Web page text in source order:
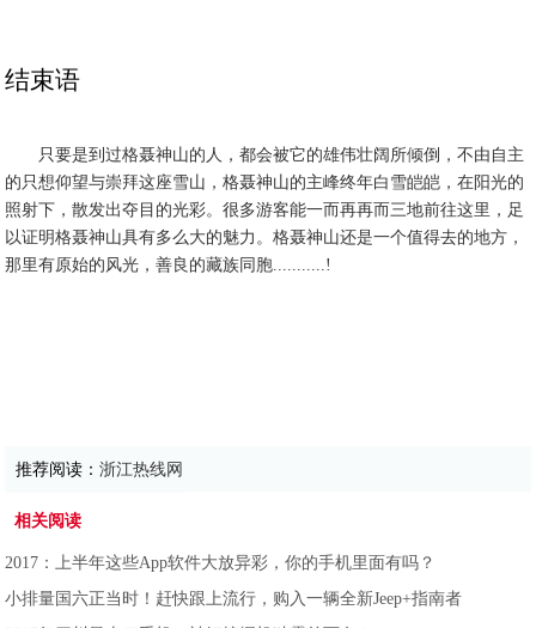
结束语
只要是到过格聂神山的人，都会被它的雄伟壮阔所倾倒，不由自主
的只想仰望与崇拜这座雪山，格聂神山的主峰终年白雪皑皑，在阳光的
照射下，散发出夺目的光彩。很多游客能一而再再而三地前往这里，足
以证明格聂神山具有多么大的魅力。格聂神山还是一个值得去的地方，
那里有原始的风光，善良的藏族同胞...........!
推荐阅读：浙江热线网
相关阅读
2017：上半年这些App软件大放异彩，你的手机里面有吗？
小排量国六正当时！赶快跟上流行，购入一辆全新Jeep+指南者